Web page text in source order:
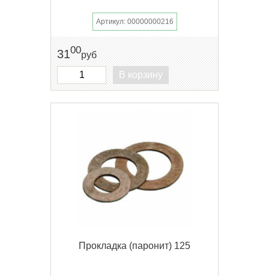
Артикул: 00000000216
3100руб
В корзину
Прокладка (паронит) 125